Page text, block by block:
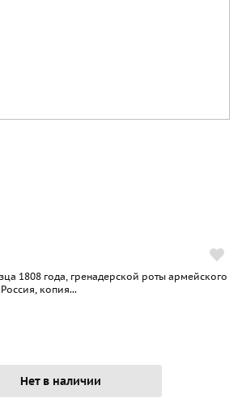
1808 года, гренадерской роты армейского
копия...
Нет в наличии